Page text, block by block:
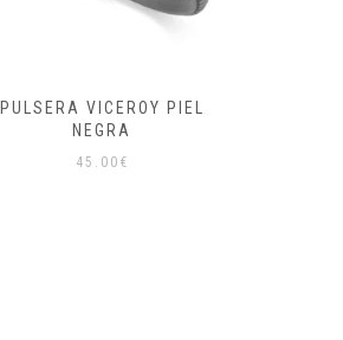
PULSERA LOTUS PLATA
INFINITO
69.90 €